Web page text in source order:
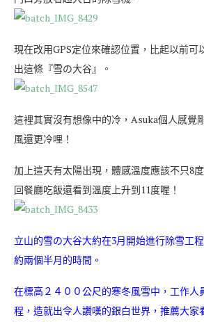
現在改用GPS定位來確認位置，比起以前可
出這條『雪の大谷』。
這裡其實沒有想像中的冷，Asuka個人感覺
風還更冷哩！
加上這天有太陽出現，體感溫度應該不只8
回餐廳吃飯還看到溫度上升到11度喔！
立山的雪の大谷大約在3月開始進行除雪工
約兩個半月的時間。
在標高２４００公尺的寒冬風雪中，工作人
程，造就出令人讚嘆的銀白世界，推薦大家